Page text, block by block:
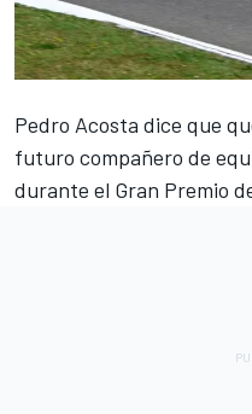
Pedro Acosta dice que
futuro compañero de
durante el Gran Premio